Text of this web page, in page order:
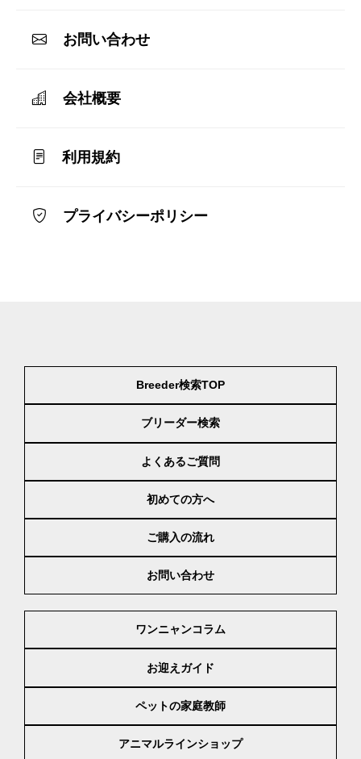
お問い合わせ
会社概要
利用規約
プライバシーポリシー
Breeder検索TOP
ブリーダー検索
よくあるご質問
初めての方へ
ご購入の流れ
お問い合わせ
ワンニャンコラム
お迎えガイド
ペットの家庭教師
アニマルラインショップ